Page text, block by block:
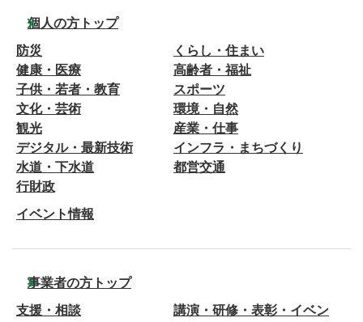
個人の方トップ
防災
くらし・住まい
健康・医療
高齢者・福祉
子供・若者・教育
スポーツ
文化・芸術
環境・自然
観光
産業・仕事
デジタル・最新技術
インフラ・まちづくり
水道・下水道
都営交通
行財政
イベント情報
事業者の方トップ
支援・相談
講演・研修・表彰・イベン